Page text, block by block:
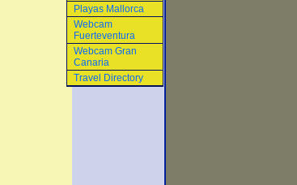
Playas Mallorca
Webcam
Fuerteventura
Webcam Gran
Canaria
Travel Directory